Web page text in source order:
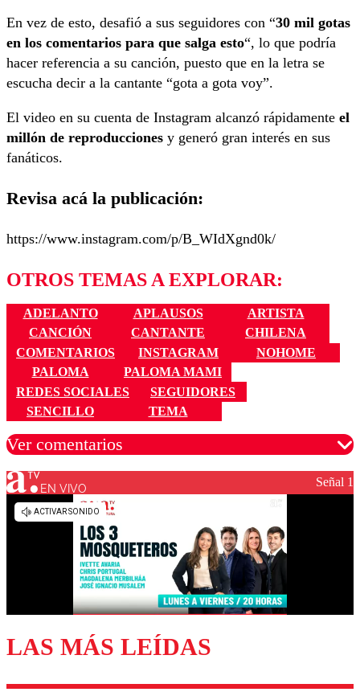
En vez de esto, desafió a sus seguidores con “30 mil gotas
en los comentarios para que salga esto“, lo que podría
hacer referencia a su canción, puesto que en la letra se
escucha decir a la cantante “gota a gota voy”.
El video en su cuenta de Instagram alcanzó rápidamente el
millón de reproducciones y generó gran interés en sus
fanáticos.
Revisa acá la publicación:
https://www.instagram.com/p/B_WIdXgnd0k/
OTROS TEMAS A EXPLORAR:
ADELANTO APLAUSOS
ARTISTA
CANCIÓN
CANTANTE
CHILENA
COMENTARIOS
INSTAGRAM
NOHOME
PALOMA
PALOMA MAMI
REDES SOCIALES
SEGUIDORES
SENCILLO
TEMA
Ver comentarios
Los comentarios son moderados para garantizar un
Enviar comentario
EN VIVO Señal 1
LAS MÁS LEÍDAS